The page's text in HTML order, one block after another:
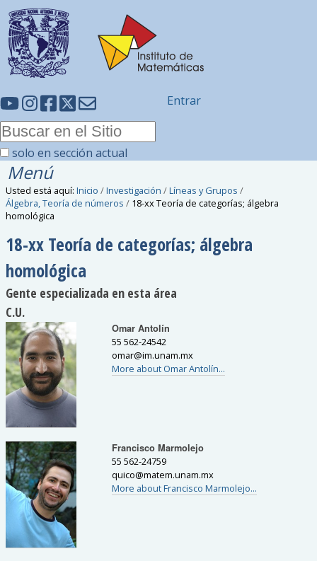
solo en sección actual
Entrar
Menú
Usted está aquí: Inicio /Investigación /Líneas y Grupos /
Álgebra, Teoría de números / 18-xx Teoría de categorías; álgebra
homológica
18-xx Teoría de categorías; álgebra
homológica
Gente especializada en esta área
C.U.
Omar Antolín
55 562-24542
omar@im.unam.mx
More about Omar Antolín...
Francisco Marmolejo
55 562-24759
quico@matem.unam.mx
More about Francisco Marmolejo...